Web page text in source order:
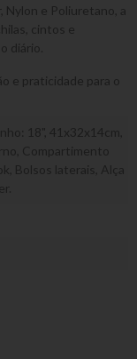
Nylon e Poliuretano, a
cintos e
diário.
e praticidade para o
18", 41x32x14cm,
Compartimento
Bolsos laterais, Alça